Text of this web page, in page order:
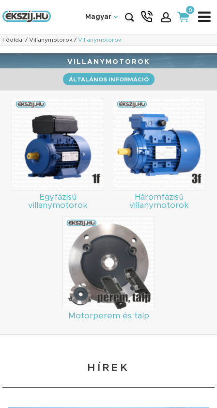
Magyar
0
Főoldal / Villanymotorok / Villanymotorok
VILLANYMOTOROK
ÁLTALÁNOS INFORMÁCIÓ
Egyfázisú
villanymotorok
Háromfázisú
villanymotorok
Motorperem és talp
HÍREK